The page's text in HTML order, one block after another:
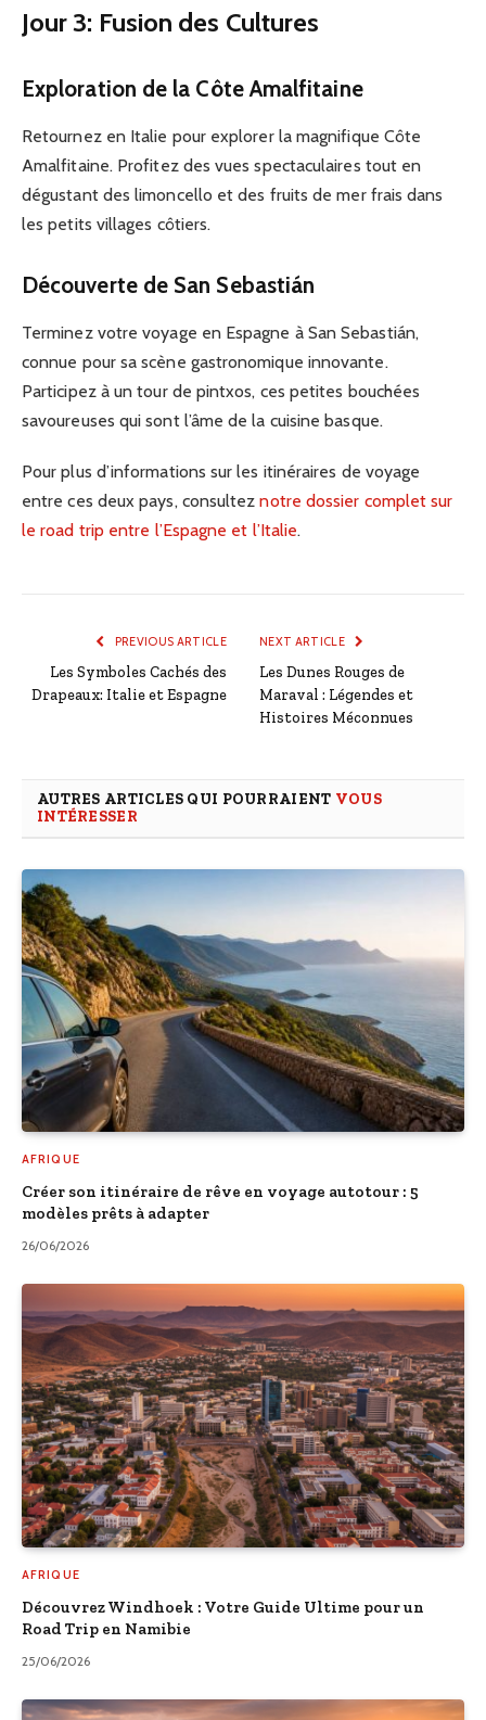
Jour 3: Fusion des Cultures
Exploration de la Côte Amalfitaine
Retournez en Italie pour explorer la magnifique Côte
Amalfitaine. Profitez des vues spectaculaires tout en
dégustant des limoncello et des fruits de mer frais dans
les petits villages côtiers.
Découverte de San Sebastián
Terminez votre voyage en Espagne à San Sebastián,
connue pour sa scène gastronomique innovante.
Participez à un tour de pintxos, ces petites bouchées
savoureuses qui sont l’âme de la cuisine basque.
Pour plus d’informations sur les itinéraires de voyage
entre ces deux pays, consulteznotre dossier complet sur
le road trip entre l’Espagne et l’Italie.
PREVIOUS ARTICLE
Les Symboles Cachés des
Drapeaux: Italie et Espagne
NEXT ARTICLE
Les Dunes Rouges de
Maraval : Légendes et
Histoires Méconnues
AUTRES ARTICLES QUI POURRAIENT VOUS
INTÉRESSER
AFRIQUE
Créer son itinéraire de rêve en voyage autotour : 5
modèles prêts à adapter
26/06/2026
AFRIQUE
Découvrez Windhoek : Votre Guide Ultime pour un
Road Trip en Namibie
25/06/2026